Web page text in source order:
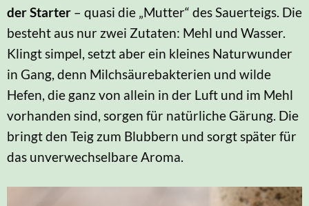
der Starter – quasi die „Mutter“ des Sauerteigs. Die
besteht aus nur zwei Zutaten: Mehl und Wasser.
Klingt simpel, setzt aber ein kleines Naturwunder
in Gang, denn Milchsäurebakterien und wilde
Hefen, die ganz von allein in der Luft und im Mehl
vorhanden sind, sorgen für natürliche Gärung. Die
bringt den Teig zum Blubbern und sorgt später für
das unverwechselbare Aroma.